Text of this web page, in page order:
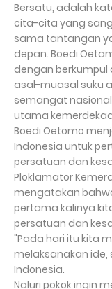
Bersatu, adalah
cita-cita yang
sama tantangan
depan. Boedi
dengan
asal-muasal suku
semangat
utama
Boedi Oetomo
Indonesia untuk
persatuan dan
Ploklamator
mengatakan
pertama kalinya
persatuan dan
"Pada hari itu kita
melaksanakan ide,
Indonesia.
Naluri pokok ingin